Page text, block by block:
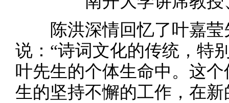
陈洪深情回忆了叶嘉莹
说：“诗词文化的传统，特
叶先生的个体生命中。这
生的坚持不懈的工作，在